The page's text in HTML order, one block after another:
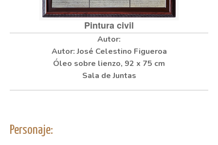
Pintura civil
Autor: José Celestino Figueroa
Óleo sobre lienzo, 92 x 75 cm
Sala de Juntas
Personaje: